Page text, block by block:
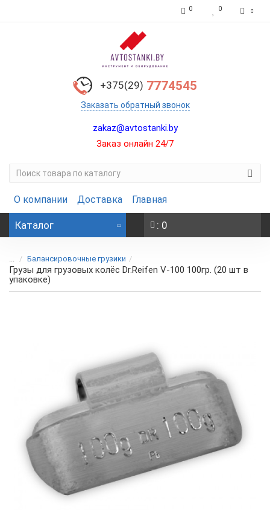
0 0
+375(29) 7774545
Заказать обратный звонок
zakaz@avtostanki.by
Заказ онлайн 24/7
О компании Доставка Главная
Каталог : 0
... Балансировочные грузики
Грузы для грузовых колёс Dr.Reifen V-100 100гр. (20 шт в
упаковке)